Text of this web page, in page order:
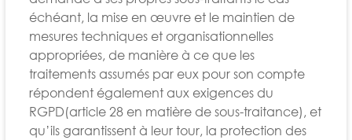
échéant, la mise en œuvre et le maintien de
mesures techniques et organisationnelles
appropriées, de manière à ce que les
traitements assumés par eux pour son compte
répondent également aux exigences du
RGPD(article 28 en matière de sous-traitance), et
qu’ils garantissent à leur tour, la protection des